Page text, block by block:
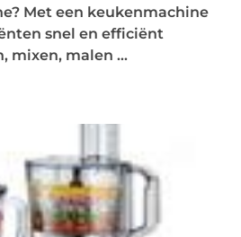
Met een keukenmachine
snel en efficiënt
mixen, malen ...